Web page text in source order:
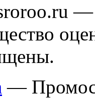
—
—